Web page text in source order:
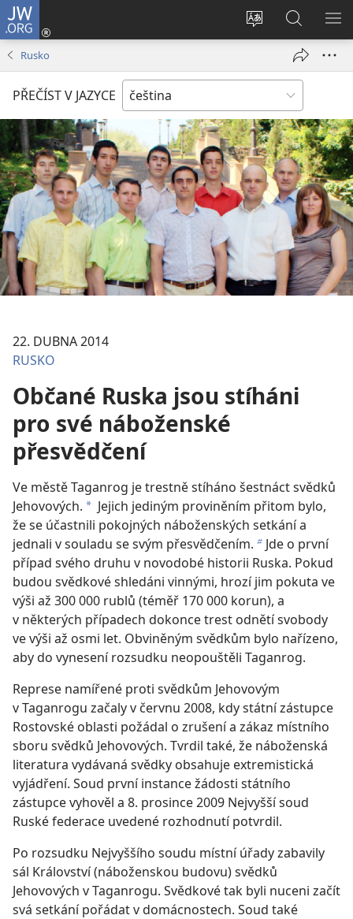
JW.ORG
Změnit
stránek
Přihlásit
se
okno)
Hledat
na
JW.ORG
Rusko
PŘEČÍST V JAZYCE
22. DUBNA 2014
RUSKO
Občané Ruska jsou stíháni
pro své náboženské
přesvědčení
Ve městě Taganrog je trestně stíháno šestnáct svědků
Jehovových. a Jejich jediným proviněním přitom bylo,
že se účastnili pokojných náboženských setkání a
jednali v souladu se svým přesvědčením. b Jde o první
případ svého druhu v novodobé historii Ruska. Pokud
budou svědkové shledáni vinnými, hrozí jim pokuta ve
výši až 300 000 rublů (téměř 170 000 korun), a
v některých případech dokonce trest odnětí svobody
ve výši až osmi let. Obviněným svědkům bylo nařízeno,
aby do vynesení rozsudku neopouštěli Taganrog.
Represe namířené proti svědkům Jehovovým
v Taganrogu začaly v červnu 2008, kdy státní zástupce
Rostovské oblasti požádal o zrušení a zákaz místního
sboru svědků Jehovových. Tvrdil také, že náboženská
literatura vydávaná svědky obsahuje extremistická
vyjádření. Soud první instance žádosti státního
zástupce vyhověl a 8. prosince 2009 Nejvyšší soud
Ruské federace uvedené rozhodnutí potvrdil.
Po rozsudku Nejvyššího soudu místní úřady zabavily
sál Království (náboženskou budovu) svědků
Jehovových v Taganrogu. Svědkové tak byli nuceni začít
svá setkání pořádat v domácnostech. Soud také